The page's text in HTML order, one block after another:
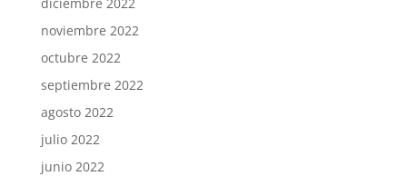
noviembre 2022
octubre 2022
septiembre 2022
agosto 2022
julio 2022
junio 2022